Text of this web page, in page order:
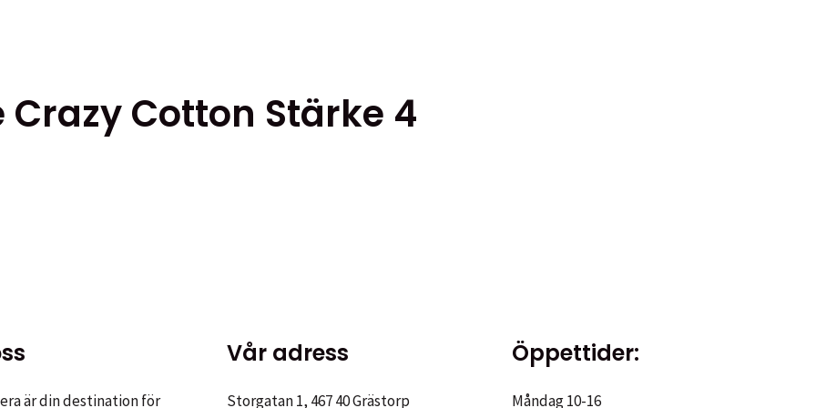
Crazy Cotton Stärke 4
är din destination för
Vår adress
Storgatan 1, 467 40 Grästorp
Öppettider:
Måndag 10-16